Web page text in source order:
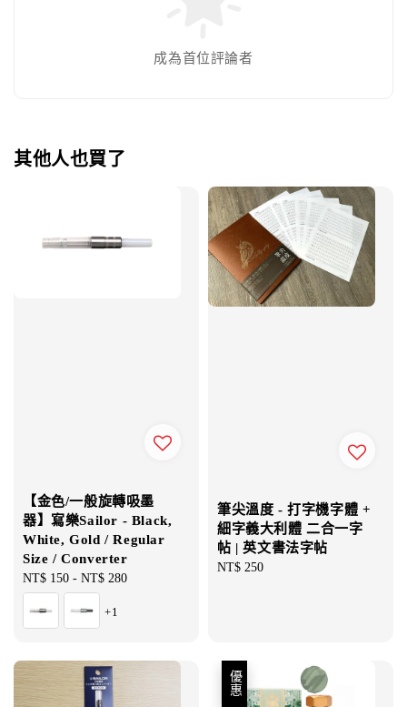
成為首位評論者
其他人也買了
【金色/一般旋轉吸墨
器】寫樂Sailor - Black,
White, Gold / Regular
Size / Converter
Regular
price
NT$ 150 - NT$ 280
+1
筆尖溫度 - 打字機字體 +
細字義大利體 二合一字
帖 | 英文書法字帖
Regular
NT$ 250
優惠